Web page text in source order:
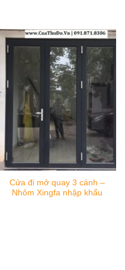
Cửa đi mở quay 3 cánh –
Nhôm Xingfa nhập khẩu